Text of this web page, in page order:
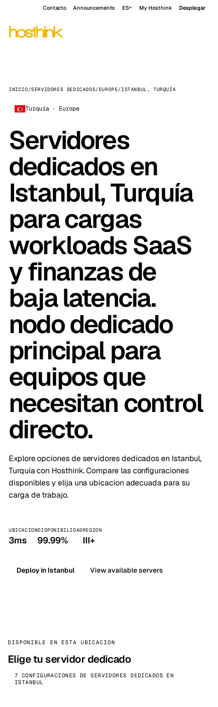
Contacto Announcements ES My Hosthink Desplegar
INICIO/SERVIDORES DEDICADOS/EUROPE/ISTANBUL, TURQUÍA
Turquía · Europe
Servidores
dedicados en
Istanbul, Turquía
para cargas
workloads SaaS
y finanzas de
baja latencia.
nodo dedicado
principal para
equipos que
necesitan control
directo.
Explore opciones de servidores dedicados en Istanbul,
Turquía con Hosthink. Compare las configuraciones
disponibles y elija una ubicacion adecuada para su
carga de trabajo.
UBICACION
3ms
DISPONIBILIDAD
99.99%
REGION
III+
Deploy in Istanbul View available servers
DISPONIBLE EN ESTA UBICACION
Elige tu servidor dedicado
7 CONFIGURACIONES DE SERVIDORES DEDICADOS EN
ISTANBUL